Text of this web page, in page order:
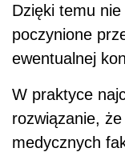
Dzięki temu
poczynione
ewentualnej
W praktyce
rozwiązanie,
medycznych